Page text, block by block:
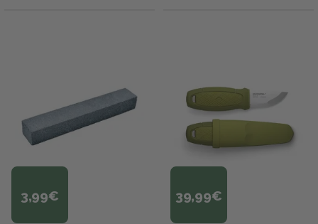
3,99€ 39,99€